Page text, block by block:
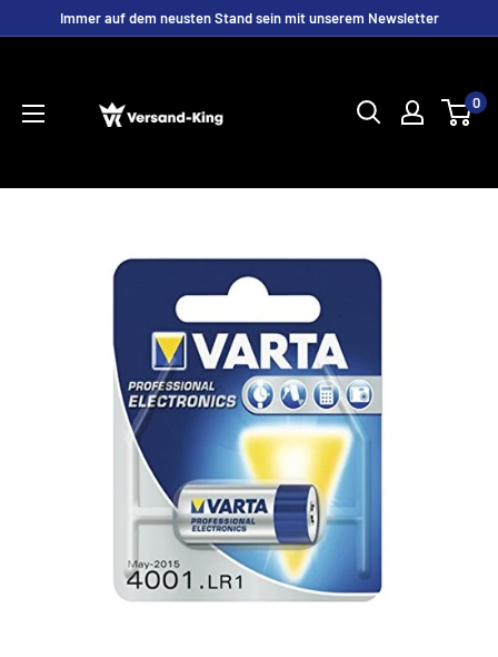
Immer auf dem neusten Stand sein mit unserem Newsletter
0